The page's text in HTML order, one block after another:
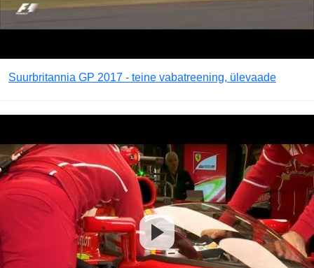
Suurbritannia GP 2017 - teine vabatreening, ülevaade